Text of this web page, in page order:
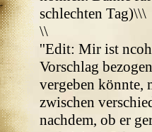
schlechten Tag)\\\
\\
''Edit: Mir ist ncoh
Vorschlag
vergeben könnte,
zwischen
nachdem, ob er